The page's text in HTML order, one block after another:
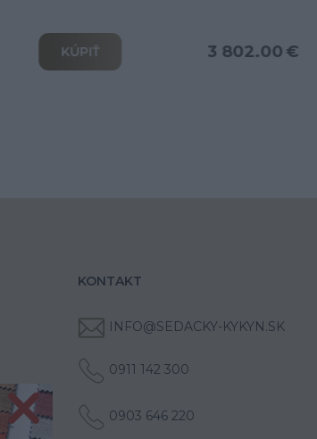
KÚPIŤ od 6 039.00 €
KONTAKT
INFO@SEDACKY-KYKYN.SK
0911 142 300
0903 646 220